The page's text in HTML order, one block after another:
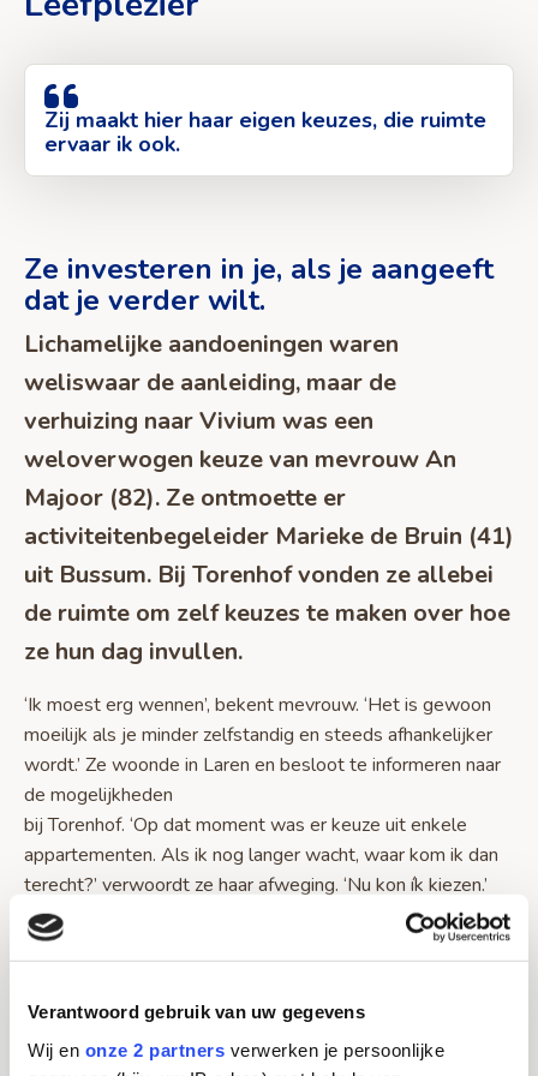
Verantwoord gebruik van uw gegevens
Wij en onze 2 partners verwerken je persoonlijke
Zij maakt hier haar eigen keuzes, die ruimte
ervaar ik ook.
Ze investeren in je, als je aangeeft
dat je verder wilt.
Lichamelijke aandoeningen waren
weliswaar de aanleiding, maar de
verhuizing naar Vivium was een
weloverwogen keuze van mevrouw An
Majoor (82). Ze ontmoette er
activiteitenbegeleider Marieke de Bruin (41)
uit Bussum. Bij Torenhof vonden ze allebei
de ruimte om zelf keuzes te maken over hoe
ze hun dag invullen.
‘Ik moest erg wennen’, bekent mevrouw. ‘Het is gewoon
moeilijk als je minder zelfstandig en steeds afhankelijker
wordt.’ Ze woonde in Laren en besloot te informeren naar
de mogelijkheden
bij Torenhof. ‘Op dat moment was er keuze uit enkele
appartementen. Als ik nog langer wacht, waar kom ik dan
terecht?’ verwoordt ze haar afweging. ‘Nu kon ík kiezen.’
Inmiddels is
ze gewend en ervaart de saamhorigheid in huis, waar
hoeft niets te verbergen en kunt ook wat bij elkaar kwijt.’
leven te leiden: ‘Ik kan gaan en staan waar ik wil. Ik heb hier